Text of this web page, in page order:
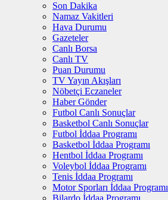
Son Dakika
Namaz Vakitleri
Hava Durumu
Gazeteler
Canlı Borsa
Canlı TV
Puan Durumu
TV Yayın Akışları
Nöbetçi Eczaneler
Haber Gönder
Futbol Canlı Sonuçlar
Basketbol Canlı Sonuçlar
Futbol İddaa Programı
Basketbol İddaa Programı
Hentbol İddaa Programı
Voleybol İddaa Programı
Tenis İddaa Programı
Motor Sporları İddaa Programı
Bilardo İddaa Programı